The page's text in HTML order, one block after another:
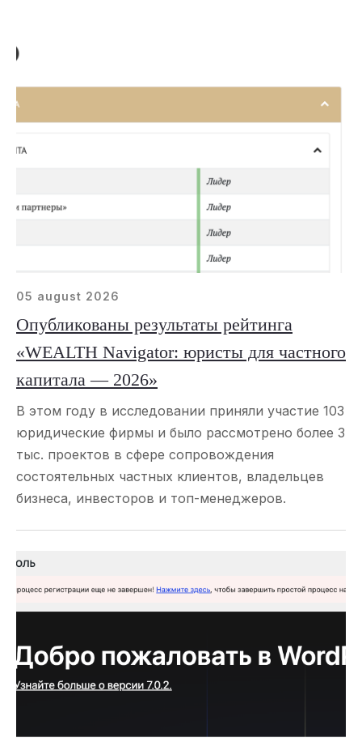
05 august 2026
Опубликованы результаты рейтинга
«WEALTH Navigator: юристы для частного
капитала — 2026»
В этом году в исследовании приняли участие 103
юридические фирмы и было рассмотрено более 3
тыс. проектов в сфере сопровождения
состоятельных частных клиентов, владельцев
бизнеса, инвесторов и топ-менеджеров.